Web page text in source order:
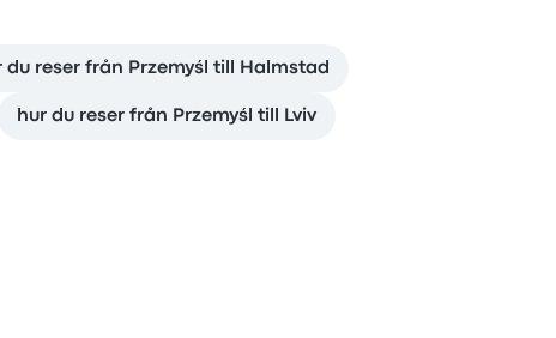
du reser från Przemyśl till Halmstad
hur du reser från Przemyśl till Lviv